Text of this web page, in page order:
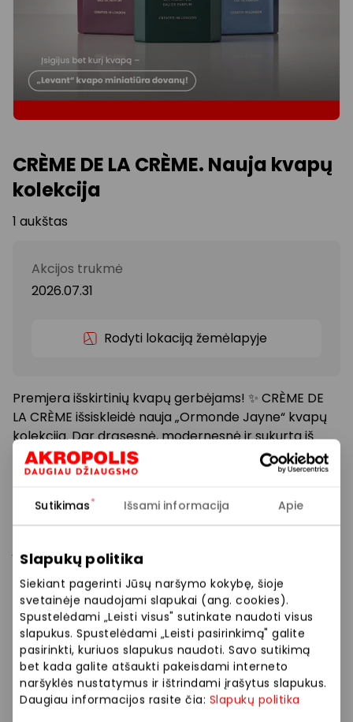
Sutikimas Išsami informacija Apie
Slapukų politika
Siekiant pagerinti Jūsų naršymo kokybę, šioje
svetainėje naudojami slapukai (ang. cookies).
Spustelėdami „Leisti visus" sutinkate naudoti visus
slapukus. Spustelėdami „Leisti pasirinkimą" galite
pasirinkti, kuriuos slapukus naudoti. Savo sutikimą
bet kada galite atšaukti pakeisdami interneto
naršyklės nustatymus ir ištrindami įrašytus slapukus.
Daugiau informacijos rasite čia: Slapukų politika
CRÈME DE LA CRÈME. Nauja kvapų
kolekcija
1 aukštas
Akcijos trukmė
2026.07.31
Rodyti lokaciją žemėlapyje
Premjera išskirtinių kvapų gerbėjams! ✨ CRÈME DE
LA CRÈME išsiskleidė nauja „Ormonde Jayne“ kvapų
kolekcija. Dar drąsesnė, modernesnė ir sukurta iš
išskirtinės kokybės kvapiųjų aliejų. Tai trys aromatai,
kviečiantys leistis į unikalią uoslės kelionę:
Liaisons“ ir gilus, charakteringas „Patchouli d’Atlas“. 🌿
Įsigijus bet kurį iš kvapų, dovanų gausi 10 ml „Levant“
kvapo miniatiūrą – skubėk į AKROPOLĮ atrasti! 🎁
Prekybos ir pramogų centre „AKROPOLIS“
veikiančios parduotuvės ir paslaugų teikėjai
savarankiškai nustato taikomas nuolaidas, jų
dydžius bei kitas aktualias sąlygas. Stengiamės
kuo tiksliau pateikti aktualią informaciją, tačiau,